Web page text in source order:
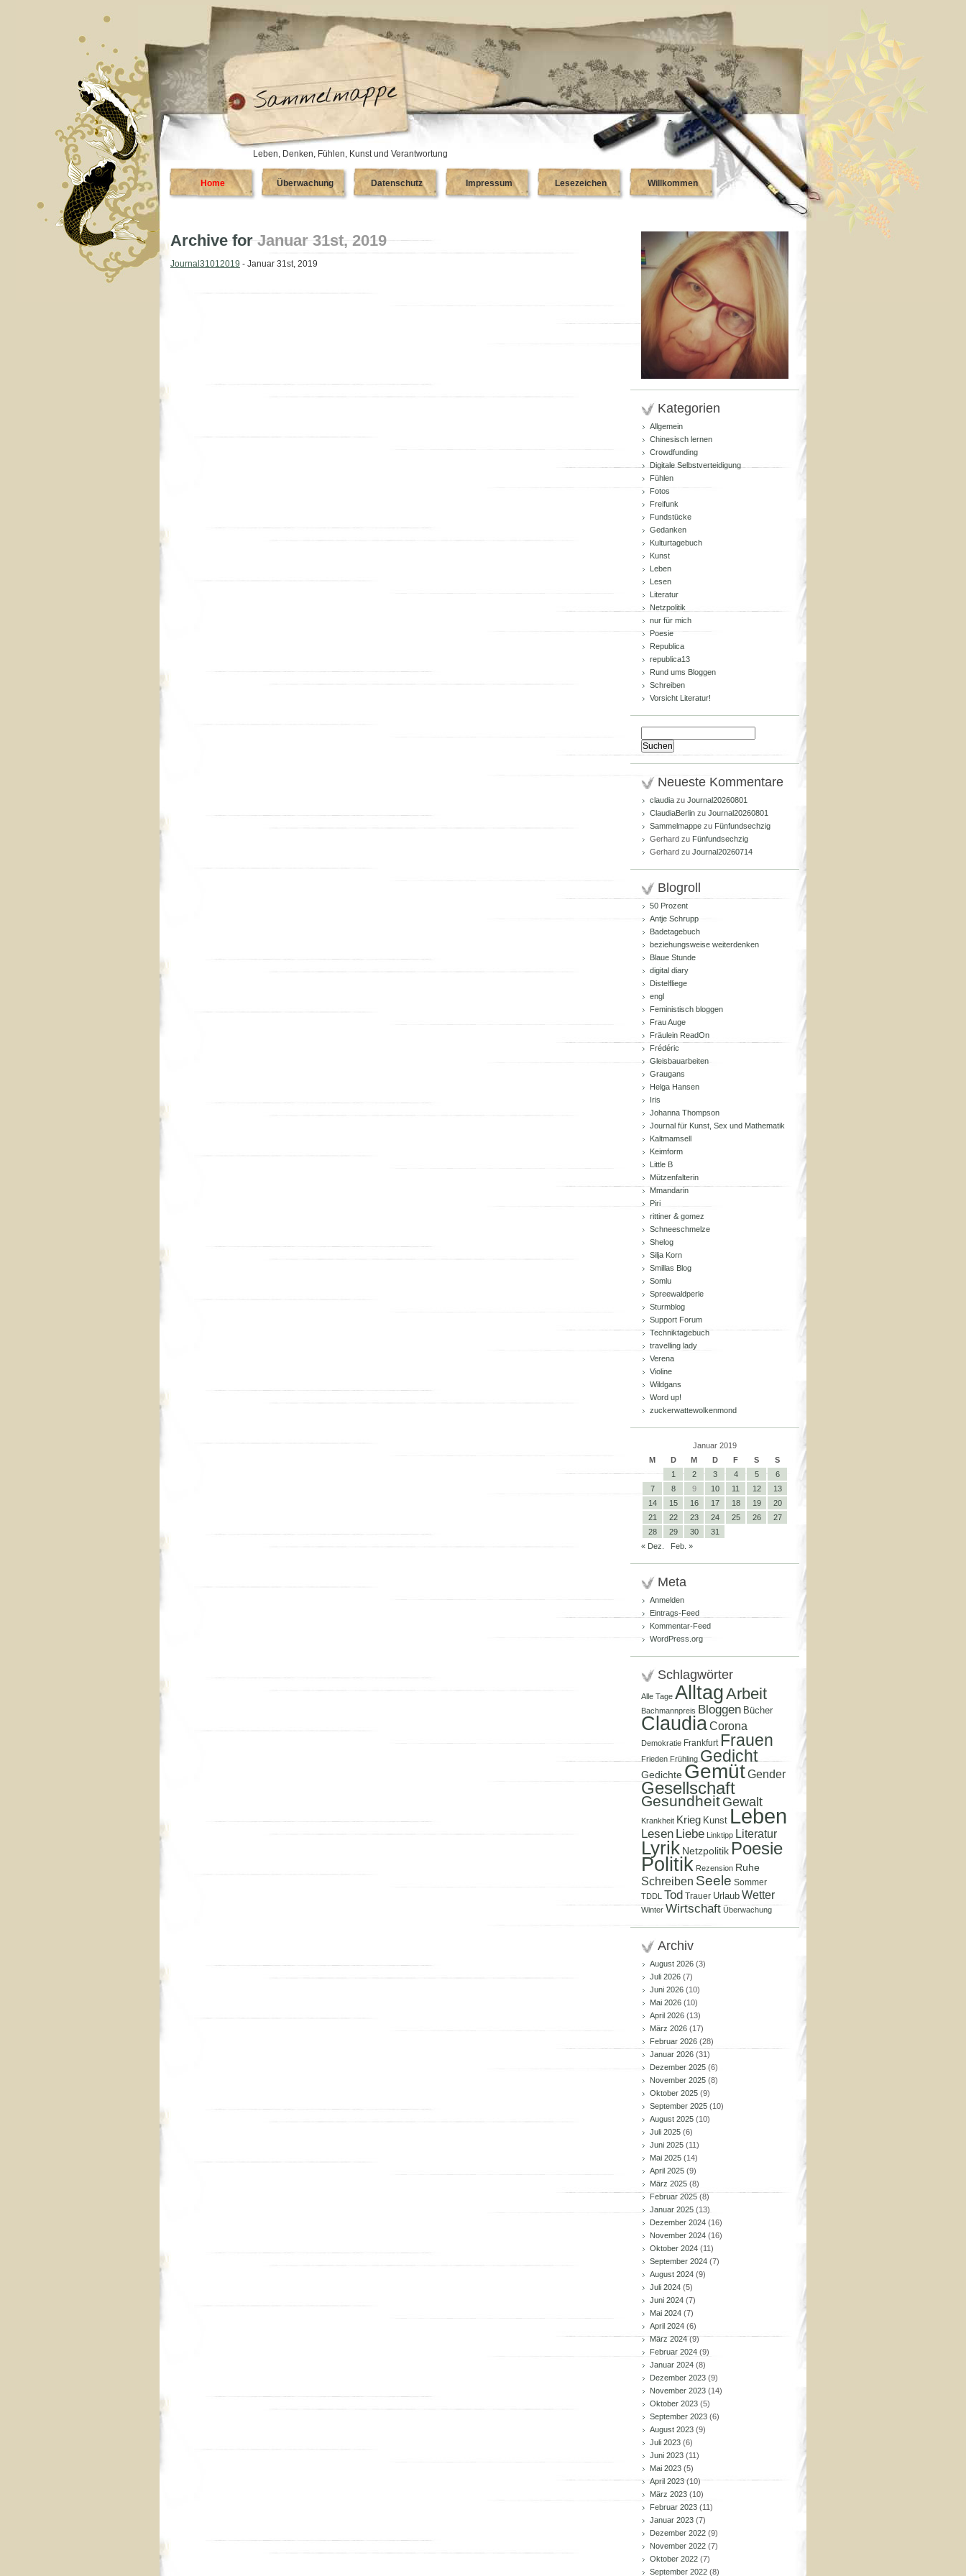
Leben, Denken, Fühlen, Kunst und Verantwortung
Home Überwachung Datenschutz Impressum Lesezeichen Willkommen
Archive for Januar 31st, 2019
Journal31012019 - Januar 31st, 2019
Kategorien
Allgemein
Chinesisch lernen
Crowdfunding
Digitale Selbstverteidigung
Fühlen
Fotos
Freifunk
Fundstücke
Gedanken
Kulturtagebuch
Kunst
Leben
Lesen
Literatur
Netzpolitik
nur für mich
Poesie
Republica
republica13
Rund ums Bloggen
Schreiben
Vorsicht Literatur!
nach:
Neueste Kommentare
claudia zu Journal20260801
ClaudiaBerlin zu Journal20260801
Sammelmappe zu Fünfundsechzig
Gerhard zu Fünfundsechzig
Gerhard zu Journal20260714
Blogroll
50 Prozent
Antje Schrupp
Badetagebuch
beziehungsweise weiterdenken
Blaue Stunde
digital diary
Distelfliege
engl
Feministisch bloggen
Frau Auge
Fräulein ReadOn
Frédéric
Gleisbauarbeiten
Graugans
Helga Hansen
Iris
Johanna Thompson
Journal für Kunst, Sex und Mathematik
Kaltmamsell
Keimform
Little B
Mützenfalterin
Mmandarin
Piri
rittiner & gomez
Schneeschmelze
Shelog
Silja Korn
Smillas Blog
Somlu
Spreewaldperle
Sturmblog
Support Forum
Techniktagebuch
travelling lady
Verena
Violine
Wildgans
Word up!
zuckerwattewolkenmond
Januar 2019
M
D M D F S
S
1
2 3 4 5
6
7
8 9 10 11 12
13
14
15 16 17 18 19
20
21
22 23 24 25 26
27
28
29 30
31
« Dez.
Feb. »
Meta
Anmelden
Eintrags-Feed
Kommentar-Feed
WordPress.org
Schlagwörter
Alle Tage AlltagArbeit
Bachmannpreis Bloggen Bücher
ClaudiaCorona
Demokratie Frankfurt Frauen
Frieden Frühling Gedicht
Gedichte GemütGender
Gesellschaft
Gesundheit Gewalt
Krankheit Krieg Kunst Leben
Lesen Liebe Linktipp Literatur
Lyrik Netzpolitik Poesie
Politik Rezension Ruhe
Schreiben Seele Sommer
TDDL Tod Trauer Urlaub Wetter
Winter Wirtschaft Überwachung
Archiv
August 2026 (3)
Juli 2026 (7)
Juni 2026 (10)
Mai 2026 (10)
April 2026 (13)
März 2026 (17)
Februar 2026 (28)
Januar 2026 (31)
Dezember 2025 (6)
November 2025 (8)
Oktober 2025 (9)
September 2025 (10)
August 2025 (10)
Juli 2025 (6)
Juni 2025 (11)
Mai 2025 (14)
April 2025 (9)
März 2025 (8)
Februar 2025 (8)
Januar 2025 (13)
Dezember 2024 (16)
November 2024 (16)
Oktober 2024 (11)
September 2024 (7)
August 2024 (9)
Juli 2024 (5)
Juni 2024 (7)
Mai 2024 (7)
April 2024 (6)
März 2024(9)
Februar 2024 (9)
Januar 2024 (8)
Dezember 2023 (9)
November 2023 (14)
Oktober 2023 (5)
September 2023 (6)
August 2023 (9)
Juli 2023 (6)
Juni 2023 (11)
Mai 2023 (5)
April 2023(10)
März 2023 (10)
Februar 2023 (11)
Januar 2023 (7)
Dezember 2022 (9)
November 2022 (7)
Oktober 2022 (7)
September 2022 (8)